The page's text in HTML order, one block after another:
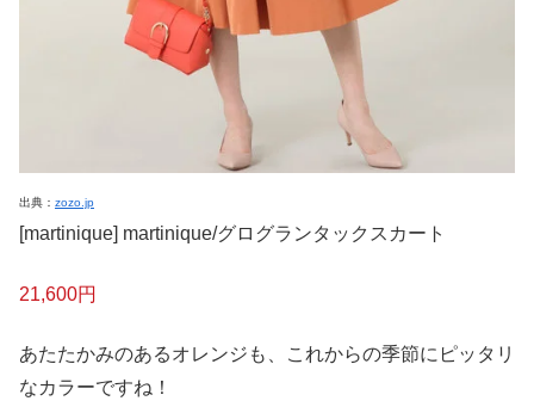
出典： zozo.jp
[martinique] martinique/グログランタックスカート
21,600円
あたたかみのあるオレンジも、これからの季節にピッタリ
なカラーですね！